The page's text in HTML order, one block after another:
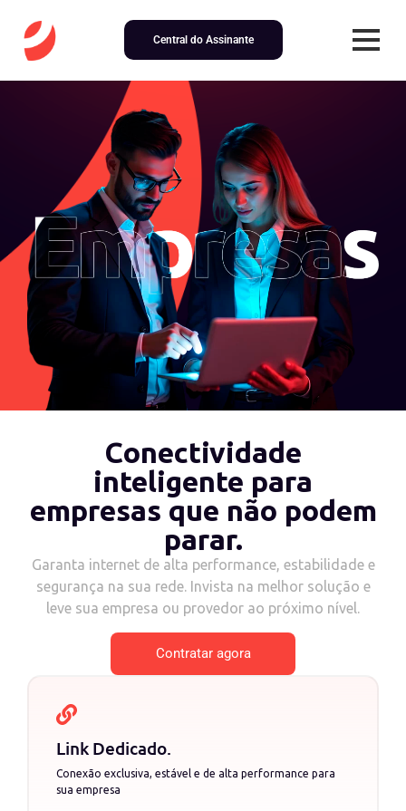
Central do Assinante
Conectividade
inteligente para
empresas que não podem
parar.
Garanta internet de alta performance, estabilidade e
segurança na sua rede. Invista na melhor solução e
leve sua empresa ou provedor ao próximo nível.
Contratar agora
Link Dedicado.
Conexão exclusiva, estável e de alta performance para
sua empresa